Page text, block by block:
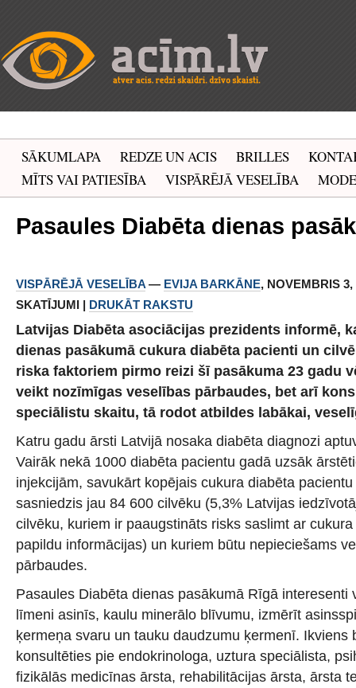
SĀKUMLAPA REDZE UN ACIS BRILLES
MĪTS VAI PATIESĪBA
VISPĀRĒJĀ VESELĪBA MODE
Pasaules Diabēta dienas
VISPĀRĒJĀ VESELĪBA — EVIJA BARKĀNE, NOVEMBRIS 3,
SKATĪJUMI | DRUKĀT RAKSTU
Latvijas Diabēta asociācijas prezidents informē,
dienas pasākumā cukura diabēta pacienti un
riska faktoriem pirmo reizi šī pasākuma 23 gadu
veikt nozīmīgas veselības pārbaudes, bet arī
speciālistu skaitu, tā rodot atbildes labākai,
Katru gadu ārsti Latvijā nosaka diabēta diagnozi
Vairāk nekā 1000 diabēta pacientu gadā uzsāk
injekcijām, savukārt kopējais cukura diabēta
sasniedzis jau 84 600 cilvēku (5,3% Latvijas
cilvēku, kuriem ir paaugstināts risks saslimt ar
papildu informācijas) un kuriem būtu nepieciešams
pārbaudes.
Pasaules Diabēta dienas pasākumā Rīgā interesenti
līmeni asinīs, kaulu minerālo blīvumu, izmērīt
ķermeņa svaru un tauku daudzumu ķermenī. Ikviens
konsultēties pie endokrinologa, uztura speciālista,
fizikālās medicīnas ārsta, rehabilitācijas ārsta, ārsta